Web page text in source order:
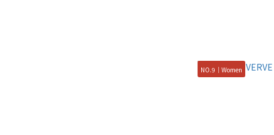
NO.9｜Women